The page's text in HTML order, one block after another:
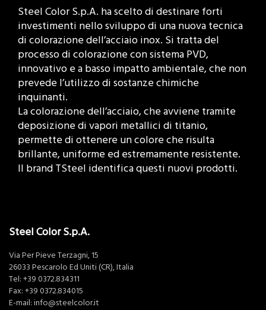
Steel Color S.p.A. ha scelto di destinare forti
investimenti nello sviluppo di una nuova tecnica
di colorazione dell’acciaio inox. Si tratta del
processo di colorazione con sistema PVD,
innovativo e a basso impatto ambientale, che non
prevede l’utilizzo di sostanze chimiche
inquinanti.
La colorazione dell’acciaio, che avviene tramite
deposizione di vapori metallici di titanio,
permette di ottenere un colore che risulta
brillante, uniforme ed estremamente resistente.
Il brand TSteel identifica questi nuovi prodotti.
Steel Color S.p.A.
Via Per Pieve Terzagni, 15
26033 Pescarolo Ed Uniti (CR), Italia
Tel: +39 0372.834311
Fax: +39 0372.834015
E-mail: info@steelcolor.it